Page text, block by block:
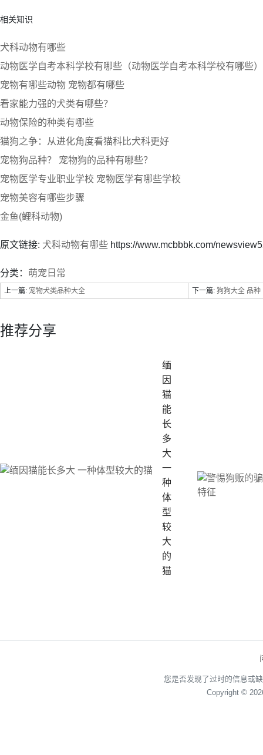
相关知识
犬科动物有哪些
动物医学自考本科学校有哪些（动物医学自考本科学校有哪些）
宠物有哪些动物 宠物都有哪些
看家能力强的犬类有哪些？
动物保险的种类有哪些
猫狗之争：从进化角度看猫科比犬科更好
宠物狗品种？ 宠物狗的品种有哪些？
宠物医学专业职业学校 宠物医学有哪些学校
宠物美容有哪些步骤
金鱼(鲤科动物)
原文链接: 犬科动物有哪些 https://www.mcbbbk.com/
分类： 萌宠日常
上一篇: 宠物犬类品种大全 下一篇: 狗狗大全 品种
推荐分享
缅
因
猫
能
长
多
大
一
种
体
型
较
大
的
猫
您是否发现了过时的信息或
Copyright ©